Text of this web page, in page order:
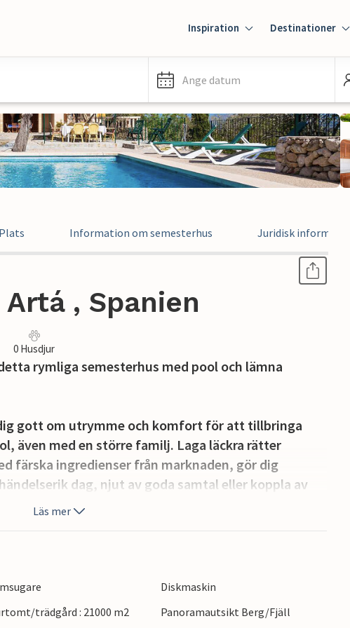
Inspiration Destinationer
Ange datum
Plats Information om semesterhus Juridisk information
, Spanien
0 Husdjur
rymliga semesterhus med pool och lämna
gott om utrymme och komfort för att tillbringa
även med en större familj. Laga läckra rätter
färska ingredienser från marknaden, gör dig
dag, njut av goda samtal eller koppla av
för att njuta av Medelhavsklimatet till fullo.
som är lätt att nå via en trappa, kan du simma
grillkvällar med vin och levande ljus.
Läs mer
Diskmaskin
trädgård : 21000 m2 Panoramautsikt Berg/Fjäll